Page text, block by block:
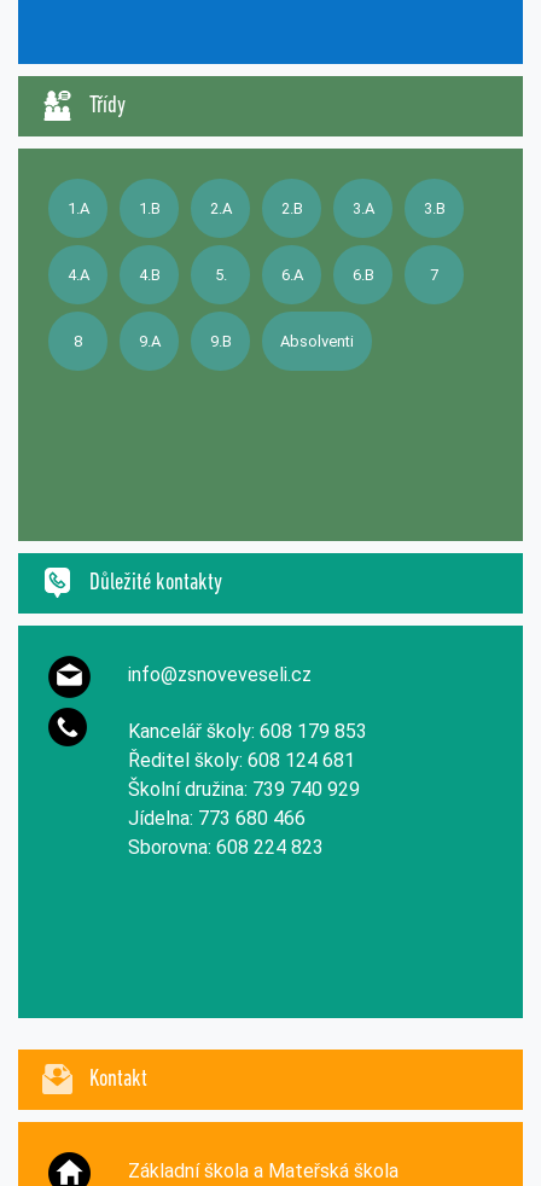
Třídy
1.A 1.B 2.A 2.B 3.A 3.B
4.A 4.B 5. 6.A 6.B 7
8 9.A 9.B Absolventi
Důležité kontakty
info@zsnoveveseli.cz
Kancelář školy: 608 179 853
Ředitel školy: 608 124 681
Školní družina: 739 740 929
Jídelna: 773 680 466
Sborovna: 608 224 823
Kontakt
Základní škola a Mateřská škola